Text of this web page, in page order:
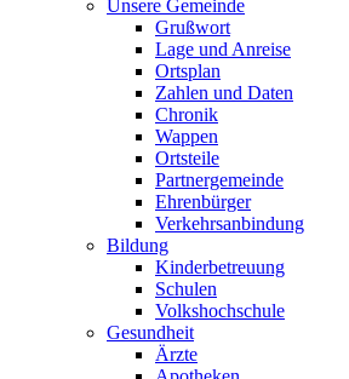
Unsere Gemeinde
Grußwort
Lage und Anreise
Ortsplan
Zahlen und Daten
Chronik
Wappen
Ortsteile
Partnergemeinde
Ehrenbürger
Verkehrsanbindung
Bildung
Kinderbetreuung
Schulen
Volkshochschule
Gesundheit
Ärzte